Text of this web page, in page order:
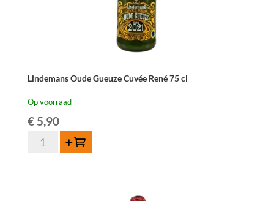
Lindemans Oude Gueuze Cuvée René 75 cl
Op voorraad
€5,90
Lindemans Toevoegen